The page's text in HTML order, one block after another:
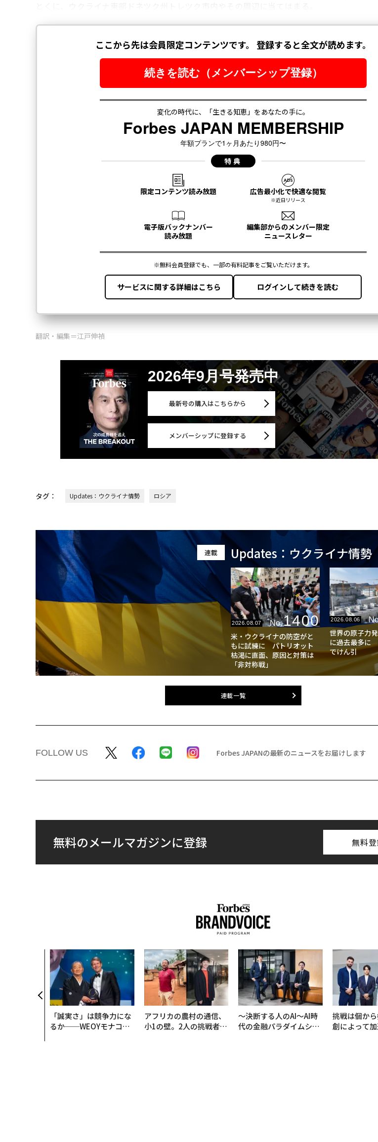
翻訳・編集＝江戸伸禎
2026年9月号発売中
最新号の購入はこちらから
メンバーシップに登録する
タグ： Updates：ウクライナ情勢 ロシア
連載 Updates：ウクライナ情勢
2026.08.07 No.1400
米・ウクライナの防空がと
もに試練に パトリオット
枯渇に直面、原因と対策は
「非対称戦」
2026.08.06
世界の原子力
に過去最多に
でけん引
連載一覧
FOLLOW US Forbes JAPANの最新のニュースをお届けします
無料のメールマガジンに登録 無料
「誠実さ」は競争力にな
るか──WEOYモナコで
アフリカの農村の通信、
小1の壁。2人の挑戦者が
〜決断する人のAI〜AI時
代の金融パラダイムシフ
挑戦は個か
創によって加